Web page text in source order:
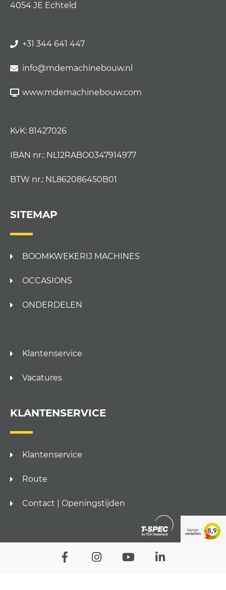
4054 JE Echteld
+31 344 641 447
info@mdemachinebouw.nl
www.mdemachinebouw.com
KvK: 81427026
IBAN nr.: NL12RABO0347914977
BTW nr.: NL862086450B01
SITEMAP
BOOMKWEKERIJ MACHINES
OCCASIONS
ONDERDELEN
Klantenservice
Vacatures
KLANTENSERVICE
Klantenservice
Route
Contact | Openingstijden